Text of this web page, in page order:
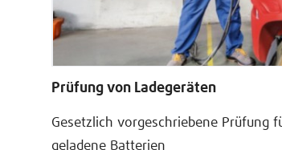
Prüfung von Ladegeräten
Gesetzlich vorgeschriebene Prüfung
geladene Batterien